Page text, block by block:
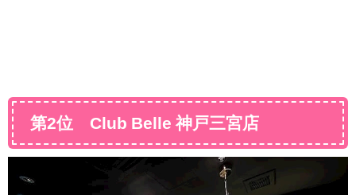
第2位 Club Belle 神戸三宮店